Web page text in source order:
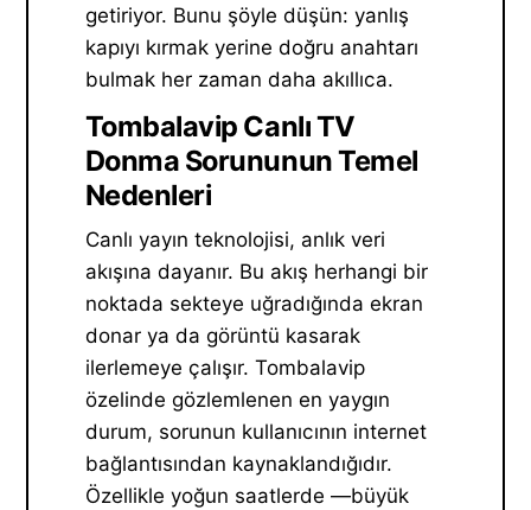
getiriyor. Bunu şöyle düşün: yanlış
kapıyı kırmak yerine doğru anahtarı
bulmak her zaman daha akıllıca.
Tombalavip Canlı TV
Donma Sorununun Temel
Nedenleri
Canlı yayın teknolojisi, anlık veri
akışına dayanır. Bu akış herhangi bir
noktada sekteye uğradığında ekran
donar ya da görüntü kasarak
ilerlemeye çalışır. Tombalavip
özelinde gözlemlenen en yaygın
durum, sorunun kullanıcının internet
bağlantısından kaynaklandığıdır.
Özellikle yoğun saatlerde —büyük